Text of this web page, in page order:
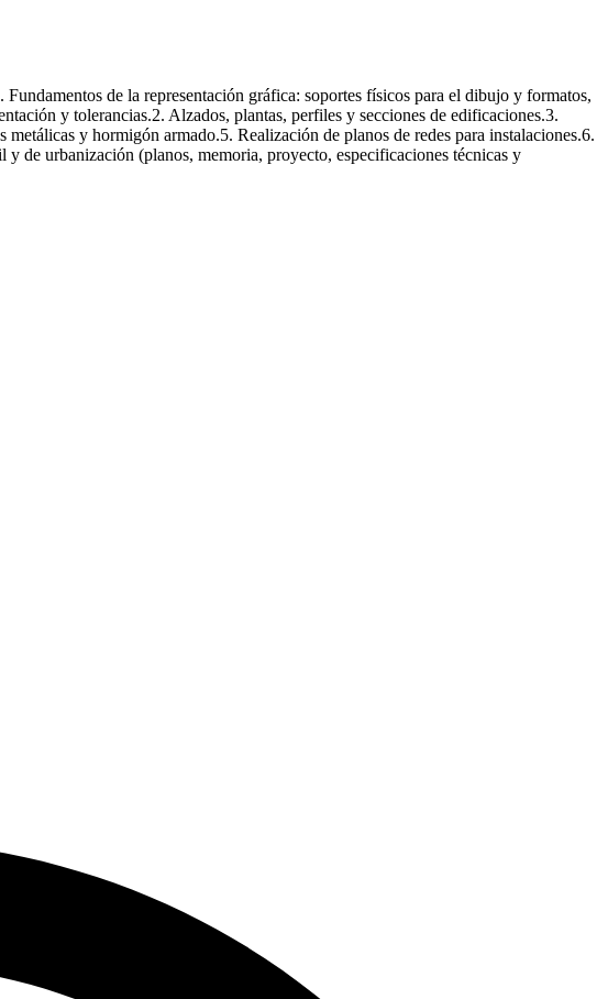
de la representación gráfica: soportes físicos para el dibujo y formatos,
y tolerancias.2. Alzados, plantas, perfiles y secciones de edificaciones.3.
y hormigón armado.5. Realización de planos de redes para instalaciones.6.
de urbanización (planos, memoria, proyecto, especificaciones técnicas y